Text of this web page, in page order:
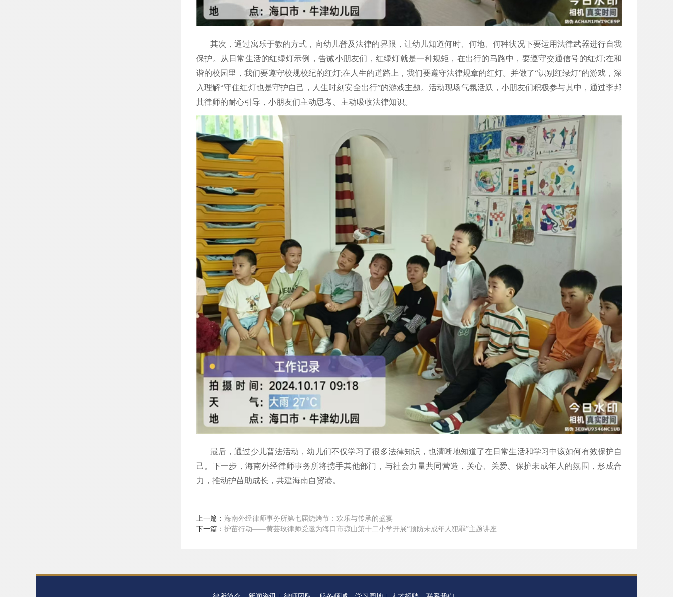
其次，通过寓乐于教的方式，向幼儿普及法律的界限，让幼儿知道何时、何地、何种状况下要运用法律武器进行自我
保护。从日常生活的红绿灯示例，告诫小朋友们，红绿灯就是一种规矩，在出行的马路中，要遵守交通信号的红灯;在和
谐的校园里，我们要遵守校规校纪的红灯;在人生的道路上，我们要遵守法律规章的红灯。并做了“识别红绿灯”的游戏，深
入理解“守住红灯也是守护自己，人生时刻安全出行”的游戏主题。活动现场气氛活跃，小朋友们积极参与其中，通过李邦
萁律师的耐心引导，小朋友们主动思考、主动吸收法律知识。
最后，通过少儿普法活动，幼儿们不仅学习了很多法律知识，也清晰地知道了在日常生活和学习中该如何有效保护自
己。下一步，海南外经律师事务所将携手其他部门，与社会力量共同营造，关心、关爱、保护未成年人的氛围，形成合
力，推动护苗助成长，共建海南自贸港。
上一篇： 海南外经律师事务所第七届烧烤节：欢乐与传承的盛宴
下一篇： 护苗行动——黄芸玫律师受邀为海口市琼山第十二小学开展“预防未成年人犯罪”主题讲座